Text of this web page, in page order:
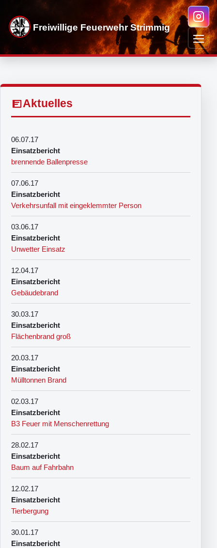
zum
Inhalt
Freiwillige Feuerwehr Strimmig
Aktuelles
06.07.17
Einsatzbericht
brennende Ballenpresse
07.06.17
Einsatzbericht
Verkehrsunfall mit eingeklemmter Person
03.06.17
Einsatzbericht
Unwetter Einsatz
12.04.17
Einsatzbericht
Gebäudebrand
30.03.17
Einsatzbericht
Flächenbrand groß
20.03.17
Einsatzbericht
Mülltonnen Brand
02.03.17
Einsatzbericht
B3 Feuer mit Menschenrettung
28.02.17
Einsatzbericht
Baum auf Fahrbahn
12.02.17
Einsatzbericht
Tierbergung
30.01.17
Einsatzbericht